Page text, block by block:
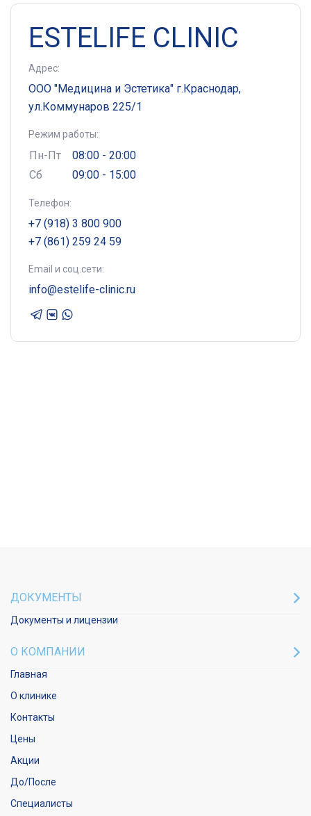
ESTELIFE CLINIC
Адрес:
ООО "Медицина и Эстетика" г.Краснодар,
ул.Коммунаров 225/1
Режим работы:
Пн-Пт
08:00 - 20:00
Сб
09:00 - 15:00
Телефон:
+7 (918) 3 800 900
+7 (861) 259 24 59
Email и соц.сети:
info@estelife-clinic.ru
ДОКУМЕНТЫ
Документы и лицензии
О КОМПАНИИ
Главная
О клинике
Контакты
Цены
Акции
До/После
Специалисты